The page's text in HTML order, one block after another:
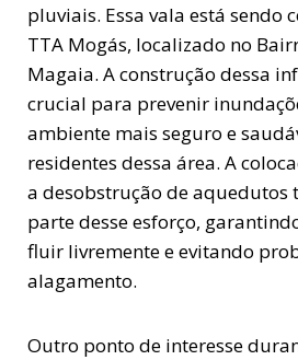
pluviais. Essa vala está sendo
TTA Mogás, localizado no
Magaia. A construção dessa
crucial para prevenir
ambiente mais seguro e
residentes dessa área. A
a desobstrução de aquedutos
parte desse esforço,
fluir livremente e evitando
alagamento.
Outro ponto de interesse